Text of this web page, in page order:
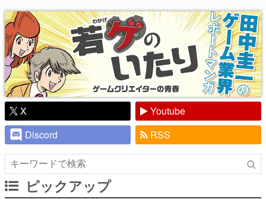
り】
X
Youtube
Discord
RSS
ピックアップ